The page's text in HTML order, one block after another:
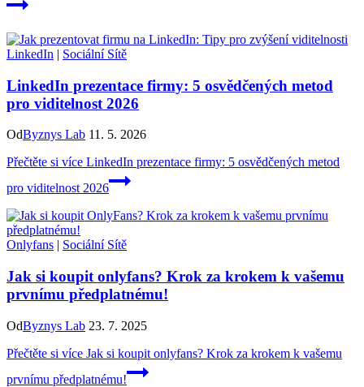
LinkedIn | Sociální Sítě
LinkedIn prezentace firmy: 5 osvědčených metod
pro viditelnost 2026
OdByznys Lab 11. 5. 2026
Přečtěte si více LinkedIn prezentace firmy: 5 osvědčených metod
pro viditelnost 2026
Onlyfans | Sociální Sítě
Jak si koupit onlyfans? Krok za krokem k vašemu
prvnímu předplatnému!
OdByznys Lab 23. 7. 2025
Přečtěte si více Jak si koupit onlyfans? Krok za krokem k vašemu
prvnímu předplatnému!